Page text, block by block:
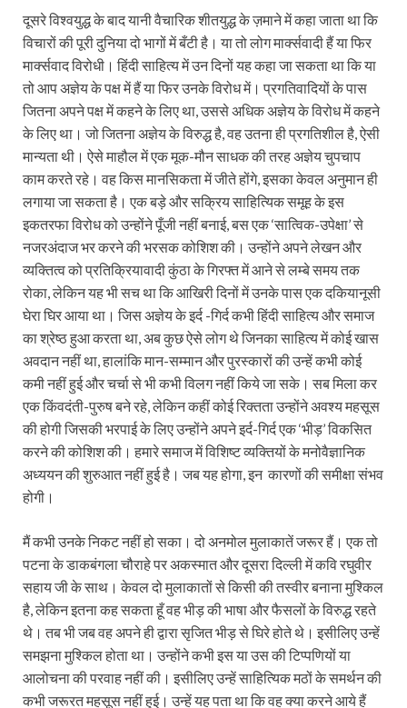
दूसरे विश्वयुद्ध के बाद यानी वैचारिक शीतयुद्ध के ज़माने में कहा जाता था कि
विचारों की पूरी दुनिया दो भागों में बँटी है। या तो लोग मार्क्सवादी हैं या फिर
मार्क्सवाद विरोधी। हिंदी साहित्य में उन दिनों यह कहा जा सकता था कि या
तो आप अज्ञेय के पक्ष में हैं या फिर उनके विरोध में। प्रगतिवादियों के पास
जितना अपने पक्ष में कहने के लिए था, उससे अधिक अज्ञेय के विरोध में कहने
के लिए था। जो जितना अज्ञेय के विरुद्ध है, वह उतना ही प्रगतिशील है, ऐसी
मान्यता थी। ऐसे माहौल में एक मूक-मौन साधक की तरह अज्ञेय चुपचाप
काम करते रहे। वह किस मानसिकता में जीते होंगे, इसका केवल अनुमान ही
लगाया जा सकता है। एक बड़े और सक्रिय साहित्यिक समूह के इस
इकतरफा विरोध को उन्होंने पूँजी नहीं बनाई, बस एक ‘सात्विक-उपेक्षा’ से
नजरअंदाज भर करने की भरसक कोशिश की। उन्होंने अपने लेखन और
व्यक्तित्व को प्रतिक्रियावादी कुंठा के गिरफ्त में आने से लम्बे समय तक
रोका, लेकिन यह भी सच था कि आखिरी दिनों में उनके पास एक दकियानूसी
घेरा घिर आया था। जिस अज्ञेय के इर्द -गिर्द कभी हिंदी साहित्य और समाज
का श्रेष्ठ हुआ करता था, अब कुछ ऐसे लोग थे जिनका साहित्य में कोई खास
अवदान नहीं था, हालांकि मान-सम्मान और पुरस्कारों की उन्हें कभी कोई
कमी नहीं हुई और चर्चा से भी कभी विलग नहीं किये जा सके। सब मिला कर
एक किंवदंती-पुरुष बने रहे, लेकिन कहीं कोई रिक्तता उन्होंने अवश्य महसूस
की होगी जिसकी भरपाई के लिए उन्होंने अपने इर्द-गिर्द एक ‘भीड़’ विकसित
करने की कोशिश की। हमारे समाज में विशिष्ट व्यक्तियों के मनोवैज्ञानिक
अध्ययन की शुरुआत नहीं हुई है। जब यह होगा, इन कारणों की समीक्षा संभव
होगी।
मैं कभी उनके निकट नहीं हो सका। दो अनमोल मुलाकातें जरूर हैं। एक तो
पटना के डाकबंगला चौराहे पर अकस्मात और दूसरा दिल्ली में कवि रघुवीर
सहाय जी के साथ। केवल दो मुलाकातों से किसी की तस्वीर बनाना मुश्किल
है, लेकिन इतना कह सकता हूँ वह भीड़ की भाषा और फैसलों के विरुद्ध रहते
थे। तब भी जब वह अपने ही द्वारा सृजित भीड़ से घिरे होते थे। इसीलिए उन्हें
समझना मुश्किल होता था। उन्होंने कभी इस या उस की टिप्पणियों या
आलोचना की परवाह नहीं की। इसीलिए उन्हें साहित्यिक मठों के समर्थन की
कभी जरूरत महसूस नहीं हुई। उन्हें यह पता था कि वह क्या करने आये हैं